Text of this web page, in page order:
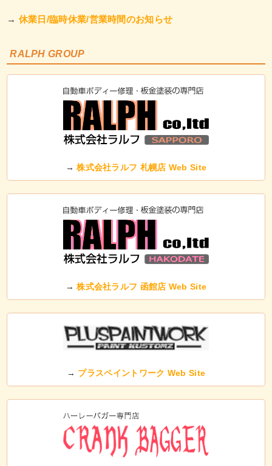
→ 休業日/臨時休業/営業時間のお知らせ
RALPH GROUP
→株式会社ラルフ 札幌店 Web Site
→株式会社ラルフ 函館店 Web Site
→ プラスペイントワーク Web Site